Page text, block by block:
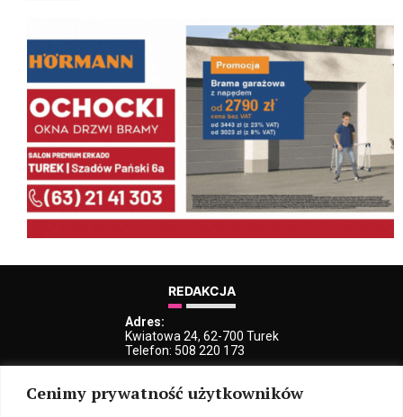
Cenimy prywatność użytkowników
REDAKCJA
Adres:
Kwiatowa 24, 62-700 Turek
Telefon: 508 220 173
kblaszczyk@iturek.net